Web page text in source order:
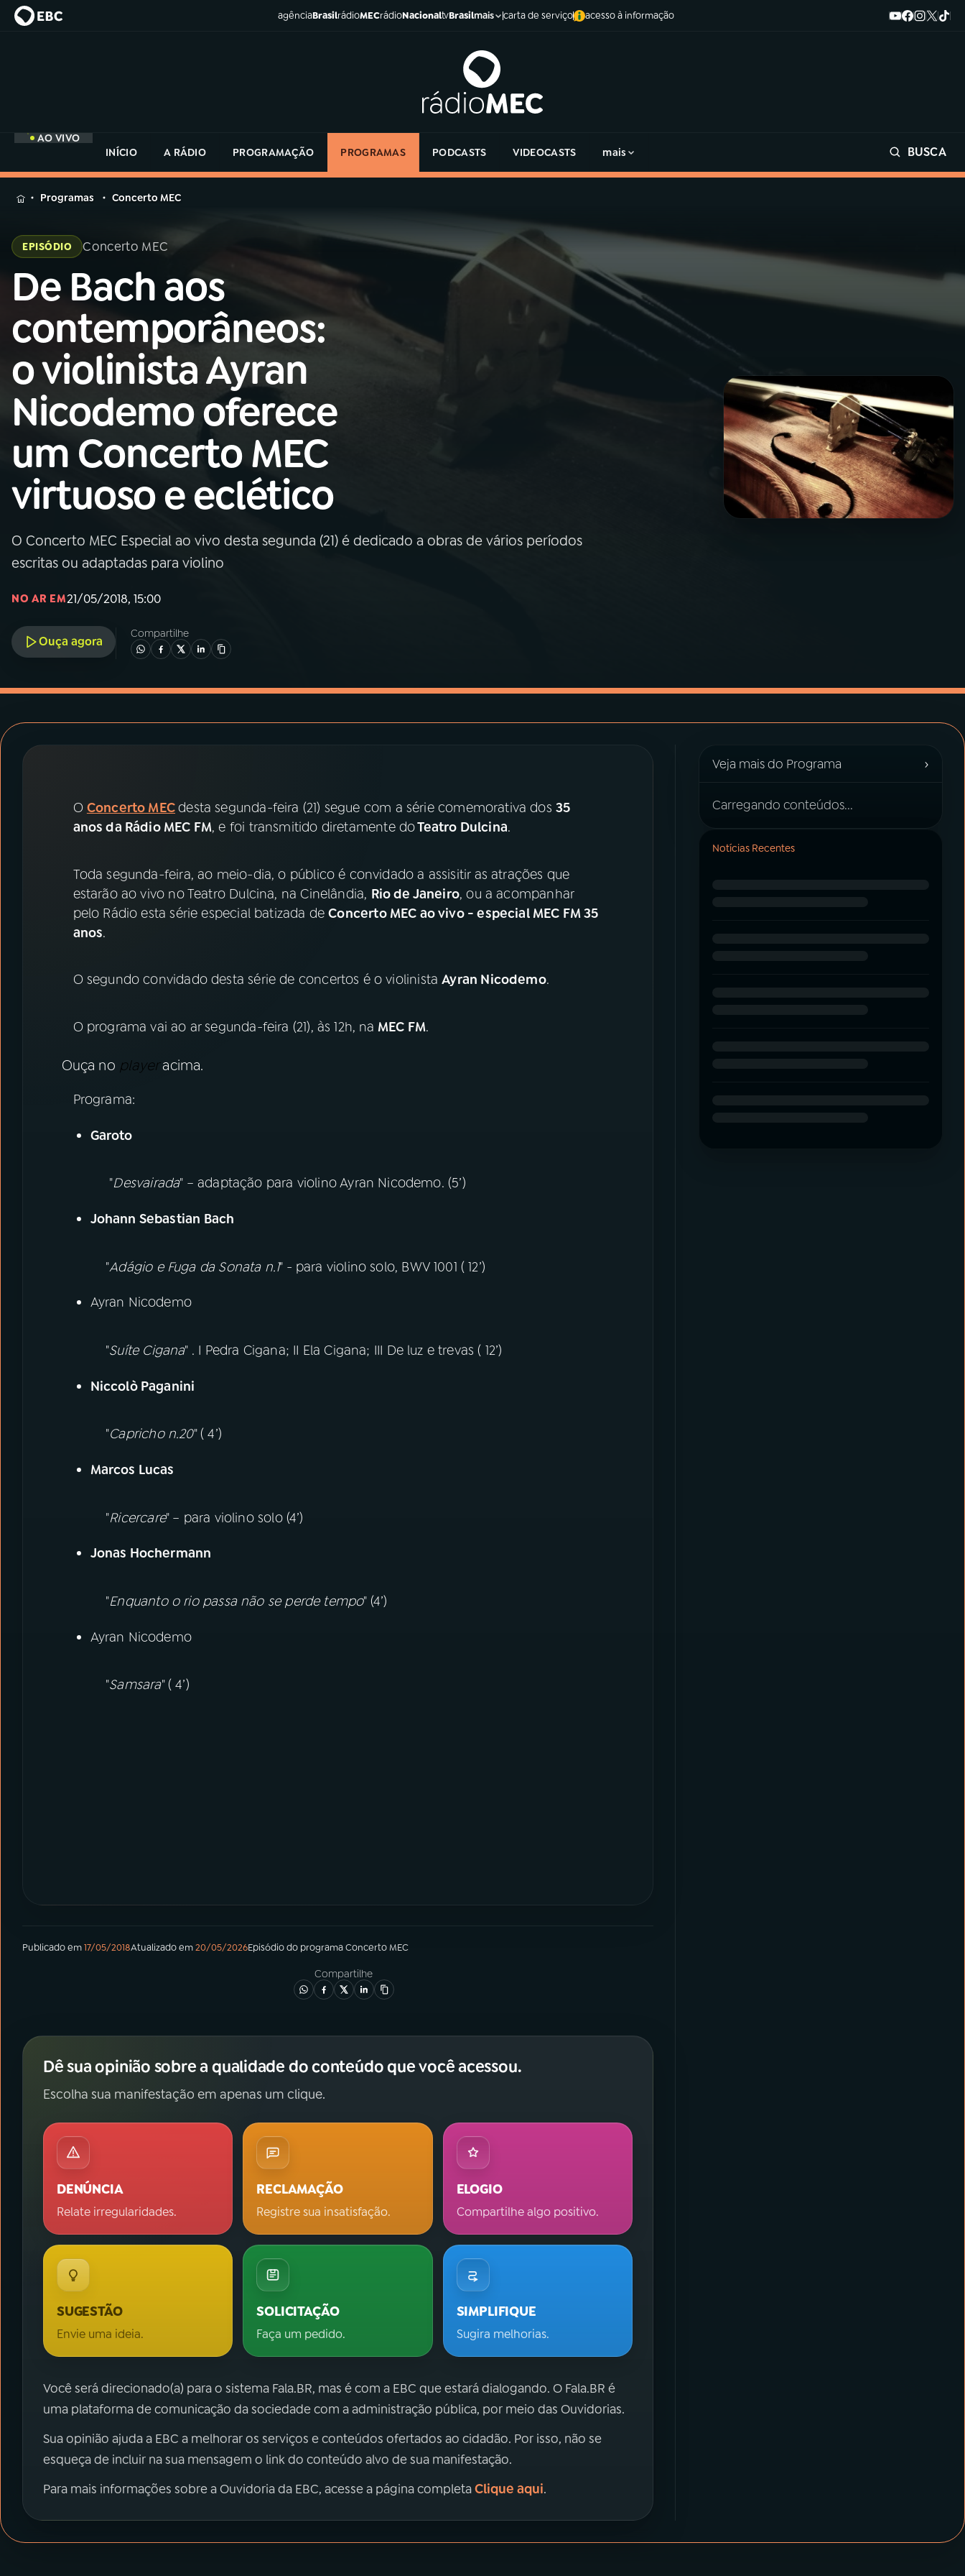
agênciaBrasilrádioMECrádioNacionaltvBrasilmais carta de serviço acesso à informação
AO VIVO
INÍCIO
A RÁDIO PROGRAMAÇÃO PROGRAMAS PODCASTS VIDEOCASTS mais BUSCA
MENU
Buscar
na
Rádio
MEC
Início AO VIVO
01 INÍCIO
02A RÁDIO
03 PROGRAMAÇÃO
PROGRAMAS
06VIDEOCASTS
07ÚLTIMAS
08PRÊMIO RÁDIO MEC
ACOMPANHE A RÁDIO MEC
Instagram X
na
Rádio
Programas Concerto MEC
EPISÓDIO Concerto MEC
De Bach aos
contemporâneos:
o violinista Ayran
Nicodemo oferece
um Concerto MEC
virtuoso e eclético
O Concerto MEC Especial ao vivo desta segunda (21) é dedicado a obras de vários períodos
escritas ou adaptadas para violino
NO AR EM21/05/2018, 15:00
Ouça agora
Compartilhe
O Concerto MECdesta segunda-feira (21) segue com a série comemorativa dos35
anos da Rádio MEC FM, e foi transmitido diretamente doTeatro Dulcina.
Toda segunda-feira, ao meio-dia, o público é convidado a assisitir as atrações que
estarão ao vivo no Teatro Dulcina, na Cinelândia, Rio de Janeiro, ou a acompanhar
pelo Rádio esta série especial batizada deConcerto MEC ao vivo - especial MEC FM 35
anos.
O segundo convidado desta série de concertos é o violinistaAyran Nicodemo.
O programa vai ao ar segunda-feira (21), às 12h, na MEC FM.
Ouça no playeracima.
Programa:
Garoto
"Desvairada" – adaptação para violino Ayran Nicodemo. (5’)
Johann Sebastian Bach
"Adágio e Fuga da Sonata n.1" - para violino solo, BWV 1001 ( 12’)
Ayran Nicodemo
"Suíte Cigana" . I Pedra Cigana; II Ela Cigana; III De luz e trevas ( 12’)
Niccolò Paganini
"Capricho n.20" ( 4’)
Marcos Lucas
"Ricercare" – para violino solo (4’)
Jonas Hochermann
"Enquanto o rio passa não se perde tempo" (4’)
Ayran Nicodemo
"Samsara" ( 4’)
Publicado em17/05/2018Atualizado em20/05/2026Episódiodo programaConcerto MEC
Compartilhe
Dê sua opinião sobre a qualidade do conteúdo que você acessou.
Escolha sua manifestação em apenas um clique.
DENÚNCIA
Relate irregularidades.
RECLAMAÇÃO
Registre sua insatisfação.
ELOGIO
Compartilhe algo positivo.
SUGESTÃO
Envie uma ideia.
SOLICITAÇÃO
Faça um pedido.
SIMPLIFIQUE
Sugira melhorias.
Você será direcionado(a) para o sistema Fala.BR, mas é com a EBC que estará dialogando. O Fala.BR é
uma plataforma de comunicação da sociedade com a administração pública, por meio das Ouvidorias.
Sua opinião ajuda a EBC a melhorar os serviços e conteúdos ofertados ao cidadão. Por isso, não se
esqueça de incluir na sua mensagem o link do conteúdo alvo de sua manifestação.
Para mais informações sobre a Ouvidoria da EBC, acesse a página completaClique aqui.
Veja mais do Programa ›
Carregando conteúdos...
Notícias Recentes